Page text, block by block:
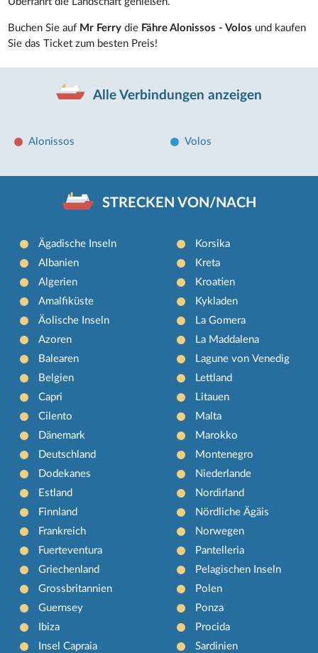
Buchen Sie auf Mr Ferry die Fähre Alonissos - Volos und kaufen
Sie das Ticket zum besten Preis!
Alle Verbindungen anzeigen
Alonissos Volos
STRECKEN VON/NACH
Ägadische Inseln
Albanien
Algerien
Amalfiküste
Äolische Inseln
Azoren
Balearen
Belgien
Capri
Cilento
Dänemark
Deutschland
Dodekanes
Estland
Finnland
Frankreich
Fuerteventura
Griechenland
Grossbritannien
Guernsey
Ibiza
Insel Capraia
Korsika
Kreta
Kroatien
Kykladen
La Gomera
La Maddalena
Lagune von Venedig
Lettland
Litauen
Malta
Marokko
Montenegro
Niederlande
Nordirland
Nördliche Ägäis
Norwegen
Pantelleria
Pelagischen Inseln
Polen
Ponza
Procida
Sardinien